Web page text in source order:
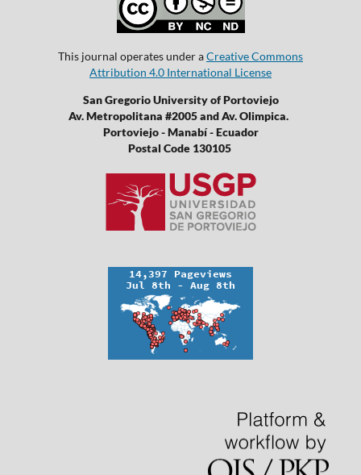
This journal operates under aCreative Commons
Attribution 4.0 International License
San Gregorio University of Portoviejo
Av. Metropolitana #2005 and Av. Olimpica.
Portoviejo - Manabí - Ecuador
Postal Code 130105